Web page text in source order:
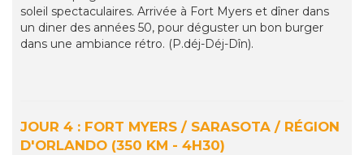
soleil spectaculaires. Arrivée à Fort Myers et dîner dans
un diner des années 50, pour déguster un bon burger
dans une ambiance rétro. (P.déj-Déj-Dîn).
JOUR 4 : FORT MYERS / SARASOTA / RÉGION
D'ORLANDO (350 KM - 4H30)